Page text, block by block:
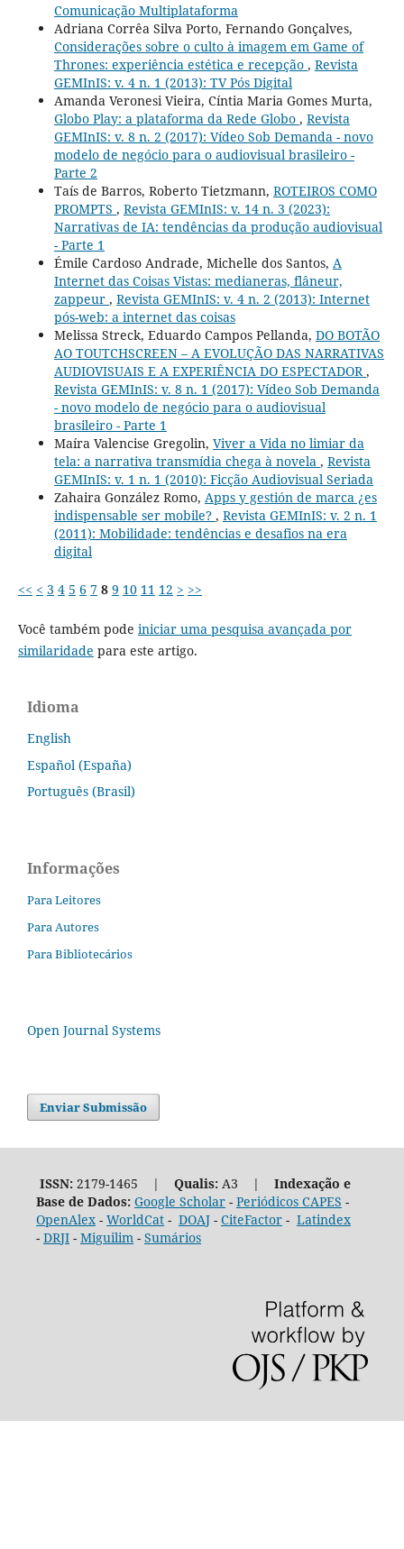
Comunicação Multiplataforma
Adriana Corrêa Silva Porto, Fernando Gonçalves,
Considerações sobre o culto à imagem em Game of
Thrones: experiência estética e recepção , Revista
GEMInIS: v. 4 n. 1 (2013): TV Pós Digital
Amanda Veronesi Vieira, Cíntia Maria Gomes Murta,
Globo Play: a plataforma da Rede Globo , Revista
GEMInIS: v. 8 n. 2 (2017): Vídeo Sob Demanda - novo
modelo de negócio para o audiovisual brasileiro -
Parte 2
Taís de Barros, Roberto Tietzmann, ROTEIROS COMO
PROMPTS , Revista GEMInIS: v. 14 n. 3 (2023):
Narrativas de IA: tendências da produção audiovisual
- Parte 1
Émile Cardoso Andrade, Michelle dos Santos, A
Internet das Coisas Vistas: medianeras, flâneur,
zappeur , Revista GEMInIS: v. 4 n. 2 (2013): Internet
pós-web: a internet das coisas
Melissa Streck, Eduardo Campos Pellanda, DO BOTÃO
AO TOUTCHSCREEN – A EVOLUÇÃO DAS NARRATIVAS
AUDIOVISUAIS E A EXPERIÊNCIA DO ESPECTADOR ,
Revista GEMInIS: v. 8 n. 1 (2017): Vídeo Sob Demanda
- novo modelo de negócio para o audiovisual
brasileiro - Parte 1
Maíra Valencise Gregolin, Viver a Vida no limiar da
tela: a narrativa transmídia chega à novela , Revista
GEMInIS: v. 1 n. 1 (2010): Ficção Audiovisual Seriada
Zahaira González Romo, Apps y gestión de marca ¿es
indispensable ser mobile? , Revista GEMInIS: v. 2 n. 1
(2011): Mobilidade: tendências e desafios na era
digital
<< < 3 4 5 6 7 8 9 10 11 12 > >>
Você também pode iniciar uma pesquisa avançada por
similaridade para este artigo.
Idioma
English
Español (España)
Português (Brasil)
Informações
Para Leitores
Para Autores
Para Bibliotecários
Open Journal Systems
Enviar Submissão
ISSN:2179-1465 | Qualis:A3 | Indexação e
Base de Dados: Google Scholar- Periódicos CAPES -
OpenAlex- WorldCat- DOAJ- CiteFactor- Latindex
- DRJI- Miguilim- Sumários